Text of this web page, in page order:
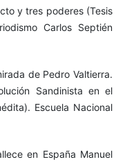
y tres poderes (Tesis
Carlos Septién
de Pedro Valtierra.
Sandinista en el
Escuela Nacional
en España Manuel